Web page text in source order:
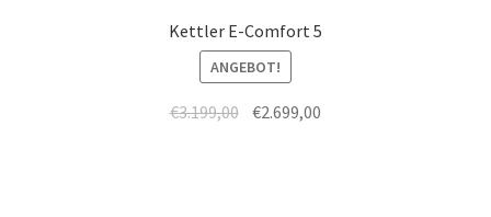
Kettler E-Comfort 5
ANGEBOT!
€3.199,00 €2.699,00